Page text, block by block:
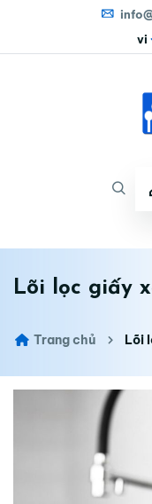
vi
Lõi lọc giấy
Trang chủ Lõi